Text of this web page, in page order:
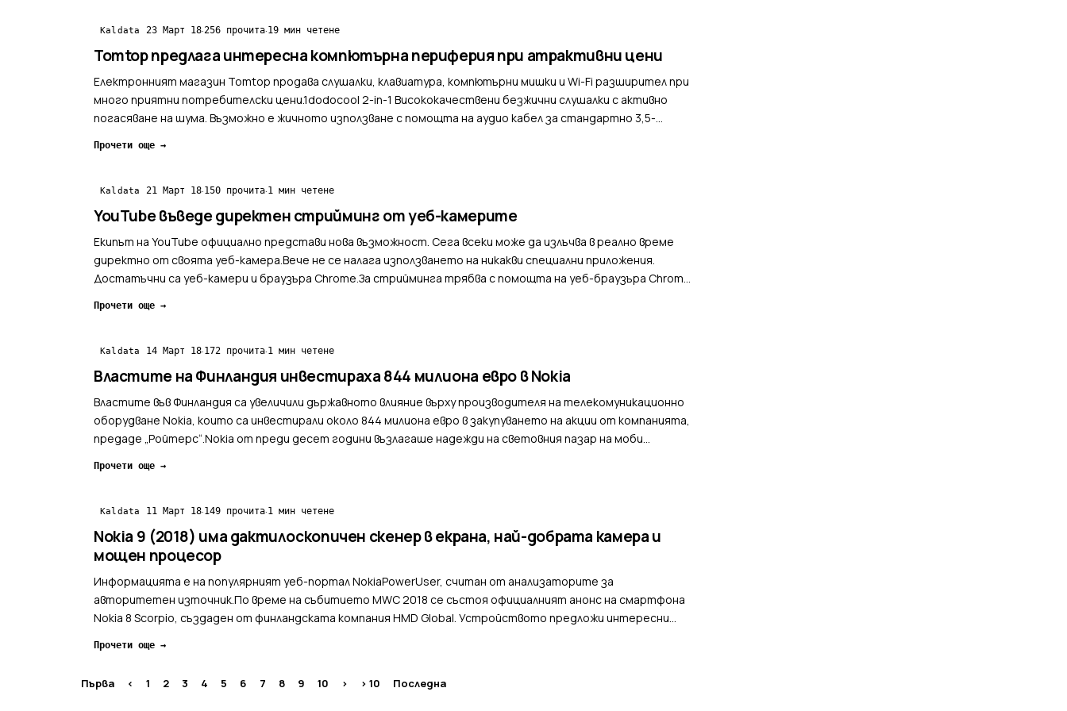
Kaldata 23 Март 18·256 прочита·19 мин четене
Tomtop предлага интересна компютърна периферия при атрактивни цени
Електронният магазин Tomtop продава слушалки, клавиатура, компютърни мишки и Wi-Fi разширител при
много приятни потребителски цени.1dodocool 2-in-1 Висококачествени безжични слушалки с активно
погасяване на шума. Възможно е жичното използване с помощта на аудио кабел за стандартно 3,5-
Прочети още →
Kaldata 21 Март 18·150 прочита·1 мин четене
YouTube въведе директен стрийминг от уеб-камерите
Екипът на YouTube официално представи нова възможност. Сега всеки може да излъчва в реално време
директно от своята уеб-камера.Вече не се налага използването на никакви специални приложения.
Достатъчни са уеб-камери и браузъра Chrome.За стрийминга трябва с помощта на уеб-браузъра Chrome
Прочети още →
Kaldata 14 Март 18·172 прочита·1 мин четене
Властите на Финландия инвестираха 844 милиона евро в Nokia
Властите във Финландия са увеличили държавното влияние върху производителя на телекомуникационно
оборудване Nokia, които са инвестирали около 844 милиона евро в закупуването на акции от компанията,
предаде „Ройтерс“.Nokia от преди десет години възлагаше надежди на световния пазар на моби...
Прочети още →
Kaldata 11 Март 18·149 прочита·1 мин четене
Nokia 9 (2018) има дактилоскопичен скенер в екрана, най-добрата камера и
мощен процесор
Информацията е на популярният уеб-портал NokiaPowerUser, считан от анализаторите за
авторитетен източник.По време на събитието MWC 2018 се състоя официалният анонс на смартфона
Nokia 8 Scorpio, създаден от финландската компания HMD Global. Устройството предложи интересни
Прочети още →
Първа < 1 2 3 4 5 6 7 8 9 10 > > 10 Последна